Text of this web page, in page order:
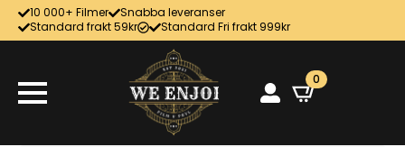
10 000+ Filmer
Snabba leveranser
Standard frakt 59kr
Standard Fri frakt 999kr
0